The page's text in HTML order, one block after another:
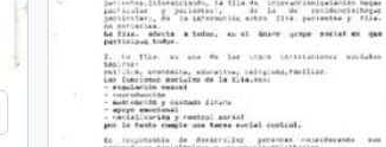
Add to clipboard